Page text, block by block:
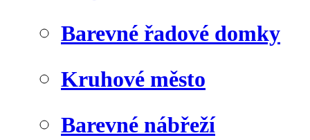
Barevné řadové domky
Kruhové město
Barevné nábřeží